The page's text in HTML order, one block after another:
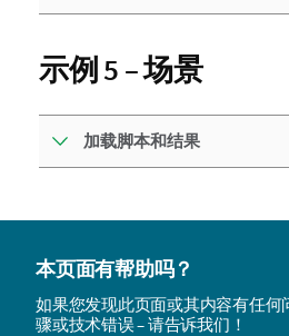
示例 5 – 场景
加载脚本和结果
本页面有帮助吗？
如果您发现此页面或其内容有任何
骤或技术错误 – 请告诉我们！